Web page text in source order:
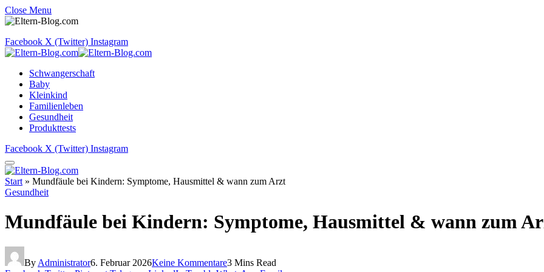
Close Menu
Facebook X (Twitter) Instagram
Schwangerschaft
Baby
Kleinkind
Familienleben
Gesundheit
Produkttests
Facebook X (Twitter) Instagram
Start » Mundfäule bei Kindern: Symptome, Hausmittel & wann zum Arzt
Gesundheit
Mundfäule bei Kindern: Symptome, Hausmittel & wann zum
By Administrator6. Februar 2026Keine Kommentare3 Mins Read